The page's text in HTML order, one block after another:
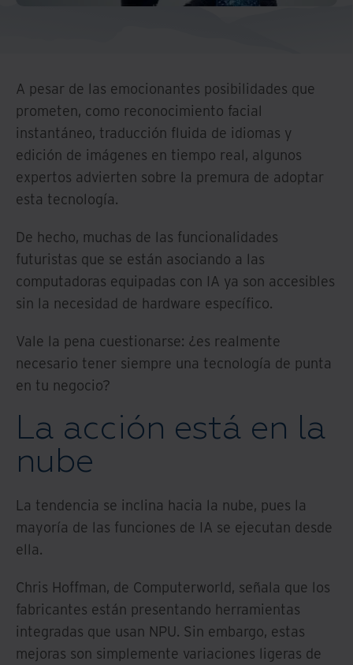
A pesar de las emocionantes posibilidades que
prometen, como reconocimiento facial
instantáneo, traducción fluida de idiomas y
edición de imágenes en tiempo real, algunos
expertos advierten sobre la premura de adoptar
esta tecnología.
De hecho, muchas de las funcionalidades
futuristas que se están asociando a las
computadoras equipadas con IA ya son accesibles
sin la necesidad de hardware específico.
Vale la pena cuestionarse: ¿es realmente
necesario tener siempre una tecnología de punta
en tu negocio?
La acción está en la
nube
La tendencia se inclina hacia la nube, pues la
mayoría de las funciones de IA se ejecutan desde
ella.
Chris Hoffman, de Computerworld, señala que los
fabricantes están presentando herramientas
integradas que usan NPU. Sin embargo, estas
mejoras son simplemente variaciones ligeras de